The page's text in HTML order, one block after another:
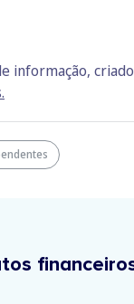
informação,